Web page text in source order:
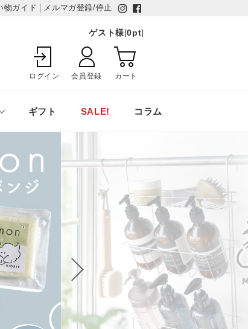
物ガイド メルマガ登録/停止
ゲスト様[0pt]
ログイン 会員登録 カート
ギフト SALE! コラム